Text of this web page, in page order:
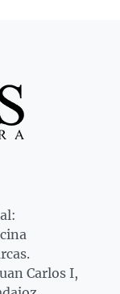
Carlos I,